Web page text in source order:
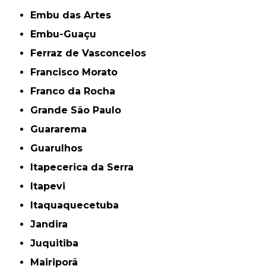
Embu das Artes
Embu-Guaçu
Ferraz de Vasconcelos
Francisco Morato
Franco da Rocha
Grande São Paulo
Guararema
Guarulhos
Itapecerica da Serra
Itapevi
Itaquaquecetuba
Jandira
Juquitiba
Mairiporã